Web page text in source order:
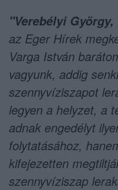
"Verebélyi György,
az Eger Hírek
Varga István
vagyunk, addig
szennyvíziszapot
legyen a helyzet, a
adnak engedélyt
folytatásához,
kifejezetten
szennyvíziszap